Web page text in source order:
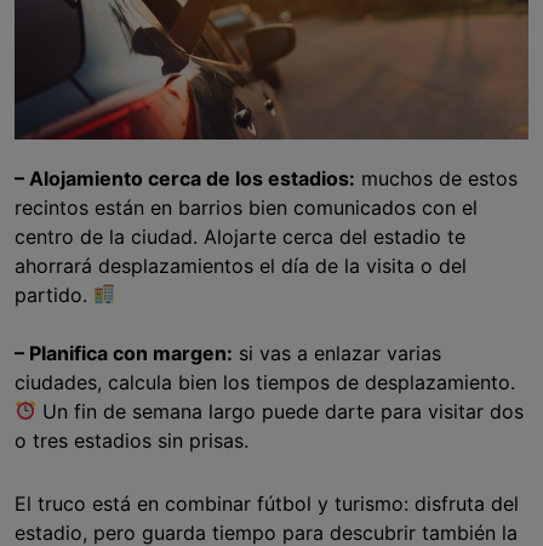
– Alojamiento cerca de los estadios: muchos de estos
recintos están en barrios bien comunicados con el
centro de la ciudad. Alojarte cerca del estadio te
ahorrará desplazamientos el día de la visita o del
partido.
– Planifica con margen: si vas a enlazar varias
ciudades, calcula bien los tiempos de desplazamiento.
Un fin de semana largo puede darte para visitar dos
o tres estadios sin prisas.
El truco está en combinar fútbol y turismo: disfruta del
estadio, pero guarda tiempo para descubrir también la